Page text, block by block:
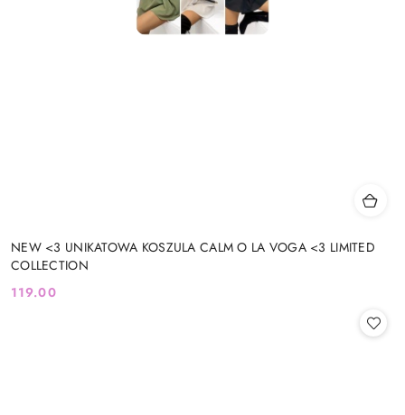
NEW <3 UNIKATOWA KOSZULA CALM O LA VOGA <3 LIMITED
COLLECTION
Cena:
119.00